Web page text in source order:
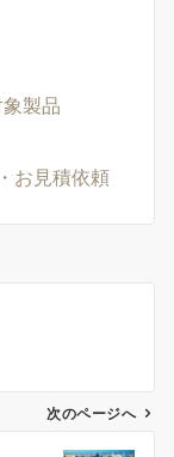
製品
お見積依頼
次のページへ